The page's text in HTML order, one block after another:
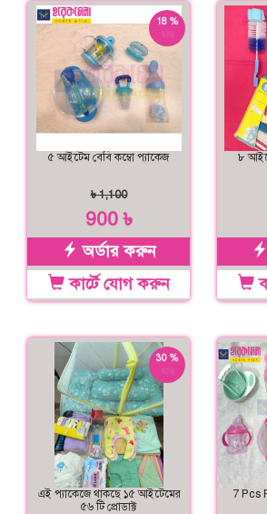
18 %
৫ আইটেম বেবি কম্বো প্যাকেজ
৳ 1,100
900 ৳
অর্ডার করুন
কার্টে যোগ করুন
৮
30 %
এই প্যাকেজে থাকছে ১৫ আইটেমের
৫৬ টি প্রোডাক্ট
7 Pcs